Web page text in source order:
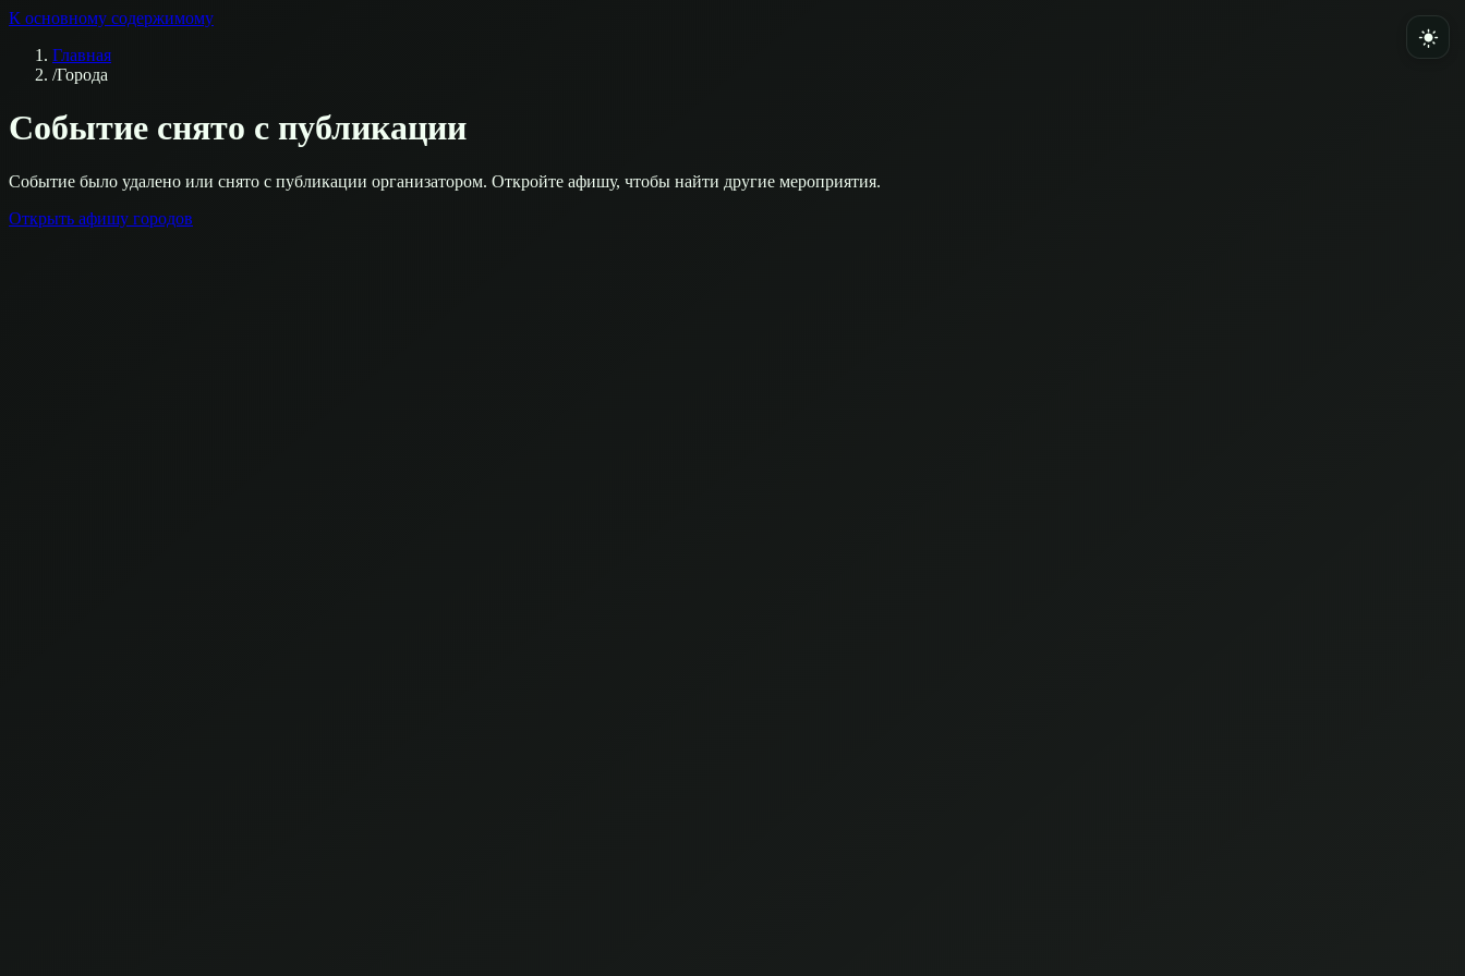
К основному содержимому
Главная
/Города
Событие снято с публикации
Событие было удалено или снято с публикации организатором. Откройте афишу, чтобы найти другие мероприятия.
Открыть афишу городов